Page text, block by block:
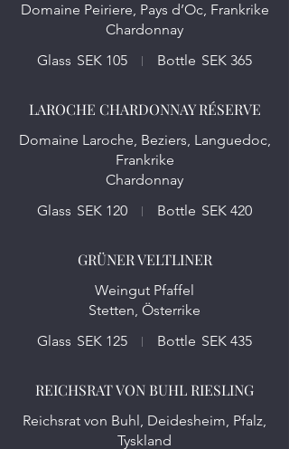
Domaine Peiriere, Pays d’Oc, Frankrike
Chardonnay
Glass SEK 105 Bottle SEK 365
LAROCHE CHARDONNAY RÉSERVE
Domaine Laroche, Beziers, Languedoc,
Frankrike
Chardonnay
Glass SEK 120 Bottle SEK 420
GRÜNER VELTLINER
Weingut Pfaffel
Stetten, Österrike
Glass SEK 125 Bottle SEK 435
REICHSRAT VON BUHL RIESLING
Reichsrat von Buhl, Deidesheim, Pfalz,
Tyskland